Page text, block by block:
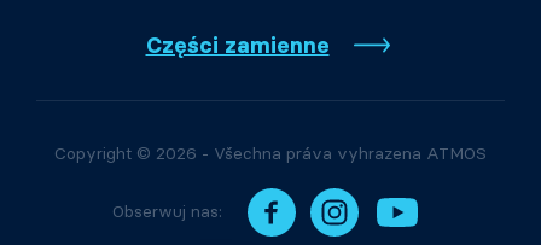
Części zamienne
Copyright © 2026 - Všechna práva vyhrazena ATMOS
Obserwuj nas: